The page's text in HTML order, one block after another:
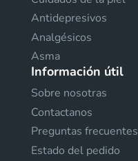
Antidepresivos
Analgésicos
Asma
Información útil
Sobre nosotras
Contactanos
Preguntas frecuentes
Estado del pedido